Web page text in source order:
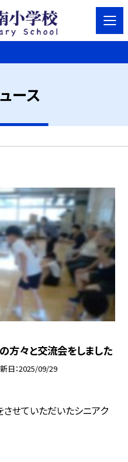
ース
の方々と交流会をしました
日 2025/09/29
させていただいたシニアク